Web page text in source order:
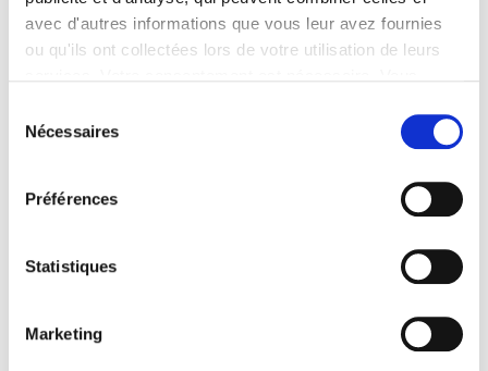
avec d'autres informations que vous leur avez fournies
ou qu'ils ont collectées lors de votre utilisation de leurs
Nécessaires
Préférences
Statistiques
Marketing
Retour sur le Comité QSE du pôle Maintenance &
Retour en images sur le salon EnerJ Meeting !
5